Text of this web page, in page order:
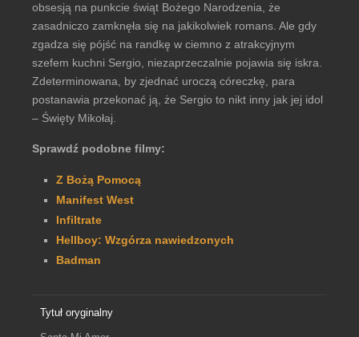
obsesją na punkcie świąt Bożego Narodzenia, że
zasadniczo zamknęła się na jakikolwiek romans. Ale gdy
zgadza się pójść na randkę w ciemno z atrakcyjnym
szefem kuchni Sergio, niezaprzeczalnie pojawia się iskra.
Zdeterminowana, by zjednać uroczą córeczkę, para
postanawia przekonać ją, że Sergio to nikt inny jak jej idol
– Święty Mikołaj.
Sprawdź podobne filmy:
Z Bożą Pomocą
Manifest West
Infiltrate
Hellboy: Wzgórza nawiedzonych
Badman
Tytuł oryginalny